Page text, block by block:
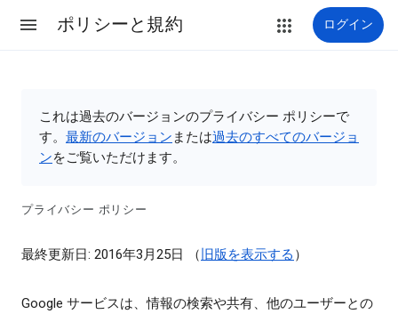
ポリシーと規約 ログイン
これは過去のバージョンのプライバシー ポリシーで
す。 最新のバージョン または過去のすべてのバージョ
ンをご覧いただけます。
プライバシー ポリシー
最終更新日: 2016年3月25日 （ 旧版を表示する ）
Google サービスは、情報の検索や共有、他のユーザーとの